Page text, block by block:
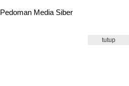
Pedoman Media Siber
tutup